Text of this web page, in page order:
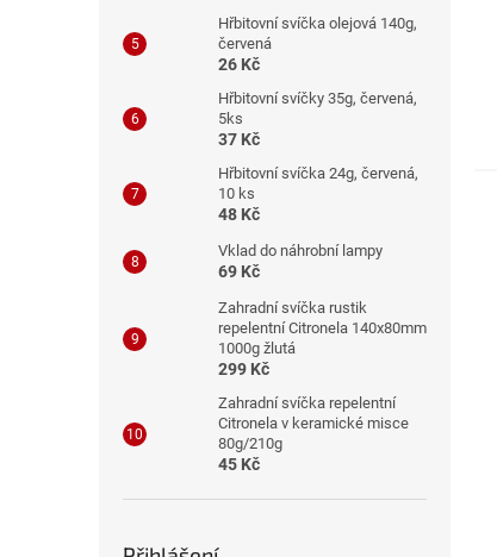
Hřbitovní svíčka olejová 140g,
červená
26 Kč
Hřbitovní svíčky 35g, červená,
5ks
37 Kč
Hřbitovní svíčka 24g, červená,
10 ks
48 Kč
Vklad do náhrobní lampy
69 Kč
Zahradní svíčka rustik
repelentní Citronela 140x80mm
1000g žlutá
299 Kč
Zahradní svíčka repelentní
Citronela v keramické misce
80g/210g
45 Kč